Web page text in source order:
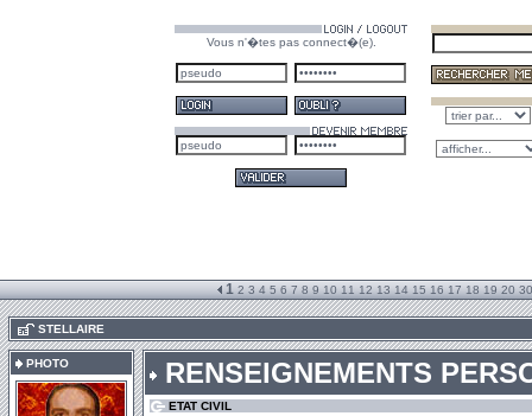
Vous n'�tes pas connect�(e).
1 2 3 4 5 6 7 8 9 10 11 12 13 14 15 16 17 18 19 20 30
STELLAIRE
PHOTO RENSEIGNEMENTS
ETAT CIVIL